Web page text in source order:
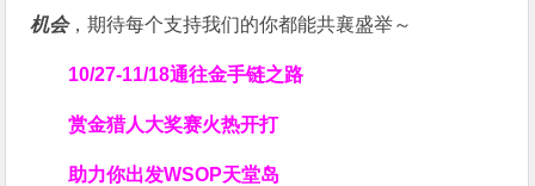
机会，期待每个支持我们的你都能共襄盛举～
10/27-11/18通往金手链之路
赏金猎人大奖赛火热开打
助力你出发WSOP天堂岛